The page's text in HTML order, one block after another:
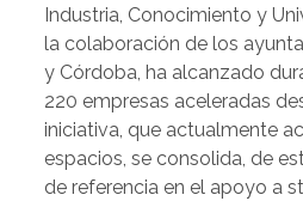
Industria, Conocimiento y
la colaboración de los
y Córdoba, ha alcanzado
220 empresas aceleradas
iniciativa, que actualmente
espacios, se consolida, de
de referencia en el apoyo a